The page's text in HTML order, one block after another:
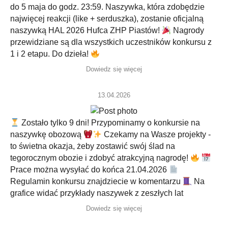
do 5 maja do godz. 23:59. Naszywka, która zdobędzie
najwięcej reakcji (like + serduszka), zostanie oficjalną
naszywką HAL 2026 Hufca ZHP Piastów!
Nagrody
przewidziane są dla wszystkich uczestników konkursu z
1 i 2 etapu. Do dzieła!
Dowiedz się więcej
13.04.2026
Zostało tylko 9 dni! Przypominamy o konkursie na
naszywkę obozową
Czekamy na Wasze projekty -
to świetna okazja, żeby zostawić swój ślad na
tegorocznym obozie i zdobyć atrakcyjną nagrodę!
Prace można wysyłać do końca 21.04.2026
Regulamin konkursu znajdziecie w komentarzu
Na
grafice widać przykłady naszywek z zeszłych lat
Dowiedz się więcej